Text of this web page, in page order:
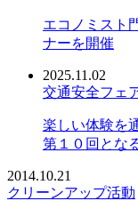
エコノミスト
ナーを開催
2025.11.02
交通安全フェ
楽しい体験を
第１０回とな
2014.10.21
クリーンアップ活動